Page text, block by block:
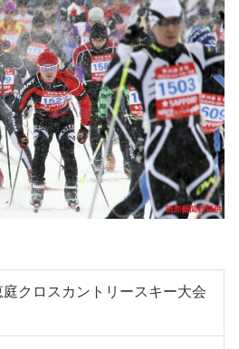
クロスカントリースキー大会